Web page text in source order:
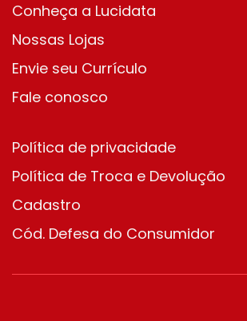
Conheça a Lucidata
Nossas Lojas
Envie seu Currículo
Fale conosco
Política de privacidade
Política de Troca e Devolução
Cadastro
Cód. Defesa do Consumidor